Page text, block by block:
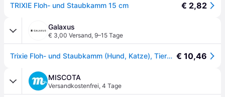
TRIXIE Floh- und Staubkamm 15 cm € 2,82
Galaxus
€ 3,00 Versand, 9–15 Tage
Trixie Floh- und Staubkamm (Hund, Katze), Tierpflegegerät € 10,46
MISCOTA
Versandkostenfrei, 4 Tage